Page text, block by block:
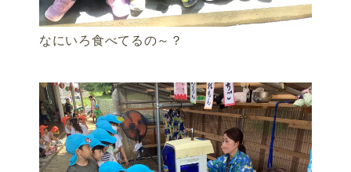
なにいろ食べてるの～？